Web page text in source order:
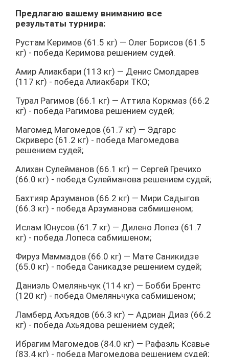
Предлагаю вашему вниманию все
результаты турнира:
Рустам Керимов (61.5 кг) — Олег Борисов (61.5
кг) - победа Керимова решением судей.
Амир Алиакбари (113 кг) — Денис Смолдарев
(117 кг) - победа Алиакбари ТКО;
Турал Рагимов (66.1 кг) — Аттила Коркмаз (66.2
кг) - победа Рагимова решением судей;
Магомед Магомедов (61.7 кг) — Эдгарс
Скриверс (61.2 кг) - победа Магомедова
решением судей;
Алихан Сулейманов (66.1 кг) — Сергей Гречихо
(66.0 кг) - победа Сулейманова решением судей;
Бахтияр Арзуманов (66.2 кг) — Мири Садыгов
(66.3 кг) - победа Арзуманова сабмишеном;
Ислам Юнусов (61.7 кг) — Дилено Лопез (61.7
кг) - победа Лопеса сабмишеном;
Фируз Маммадов (66.0 кг) — Мате Саникидзе
(65.0 кг) - победа Саникадзе решением судей;
Даниэль Омеляньчук (114 кг) — Бобби Брентс
(120 кг) - победа Омеляньчука сабмишеном;
Ламберд Ахъядов (66.3 кг) — Адриан Диаз (66.2
кг) - победа Ахьядова решением судей;
Ибрагим Магомедов (84.0 кг) — Рафаэль Ксавье
(83.4 кг) - победа Магомедова решением судей;